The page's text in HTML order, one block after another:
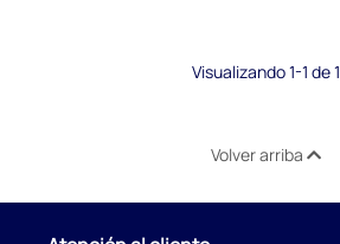
Visualizando 1-1 de 1
Volver arriba